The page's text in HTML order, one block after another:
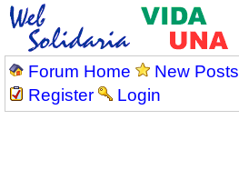
Forum Home New Posts
Register
Login